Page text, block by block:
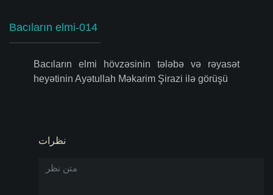
Bacıların elmi-014
Bacıların elmi hövzəsinin tələbə və rəyasət
heyətinin Ayətullah Məkarim Şirazi ilə görüşü
نظرات